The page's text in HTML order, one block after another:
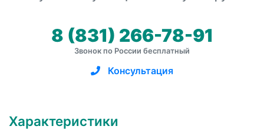
8 (831) 266-78-91
Звонок по России бесплатный
Консультация
Характеристики